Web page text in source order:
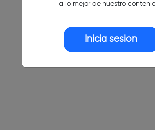
a lo mejor de nuestro
Inicia sesión